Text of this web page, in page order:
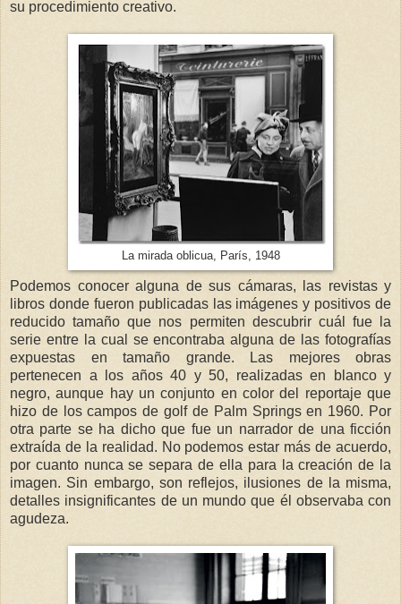
su procedimiento creativo.
La mirada oblicua, París, 1948
Podemos conocer alguna de sus cámaras, las revistas y
libros donde fueron publicadas las imágenes y positivos de
reducido tamaño que nos permiten descubrir cuál fue la
serie entre la cual se encontraba alguna de las fotografías
expuestas en tamaño grande. Las mejores obras
pertenecen a los años 40 y 50, realizadas en blanco y
negro, aunque hay un conjunto en color del reportaje que
hizo de los campos de golf de Palm Springs en 1960. Por
otra parte se ha dicho que fue un narrador de una ficción
extraída de la realidad. No podemos estar más de acuerdo,
por cuanto nunca se separa de ella para la creación de la
imagen. Sin embargo, son reflejos, ilusiones de la misma,
detalles insignificantes de un mundo que él observaba con
agudeza.